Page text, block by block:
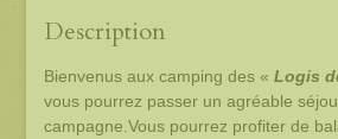
Description
Bienvenus aux camping des «Logis
vous pourrez passer un agréable
campagne.Vous pourrez profiter de